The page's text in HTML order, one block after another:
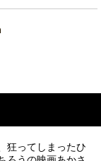
狂ってしまったひ